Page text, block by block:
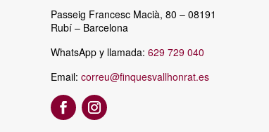
Passeig Francesc Macià, 80 – 08191
Rubí – Barcelona
WhatsApp y llamada: 629 729 040
Email: correu@finquesvallhonrat.es